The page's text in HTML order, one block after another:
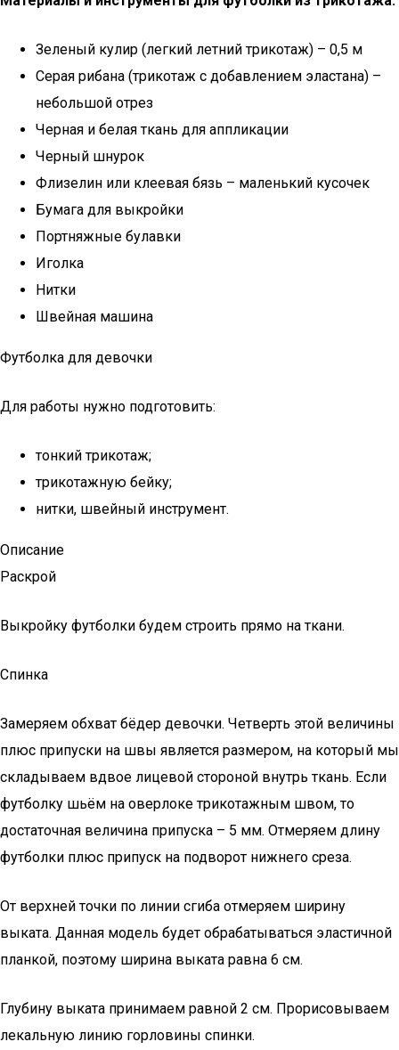
Зеленый кулир (легкий летний трикотаж) – 0,5 м
Серая рибана (трикотаж с добавлением эластана) –
небольшой отрез
Черная и белая ткань для аппликации
Черный шнурок
Флизелин или клеевая бязь – маленький кусочек
Бумага для выкройки
Портняжные булавки
Иголка
Нитки
Швейная машина
Футболка для девочки
Для работы нужно подготовить:
тонкий трикотаж;
трикотажную бейку;
нитки, швейный инструмент.
Описание
Раскрой
Выкройку футболки будем строить прямо на ткани.
Спинка
Замеряем обхват бёдер девочки. Четверть этой величины
плюс припуски на швы является размером, на который мы
складываем вдвое лицевой стороной внутрь ткань. Если
футболку шьём на оверлоке трикотажным швом, то
достаточная величина припуска – 5 мм. Отмеряем длину
футболки плюс припуск на подворот нижнего среза.
От верхней точки по линии сгиба отмеряем ширину
выката. Данная модель будет обрабатываться эластичной
планкой, поэтому ширина выката равна 6 см.
Глубину выката принимаем равной 2 см. Прорисовываем
лекальную линию горловины спинки.